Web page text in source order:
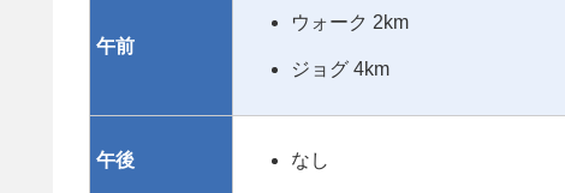
午前
ウォーク 2km
ジョグ 4km
午後 なし